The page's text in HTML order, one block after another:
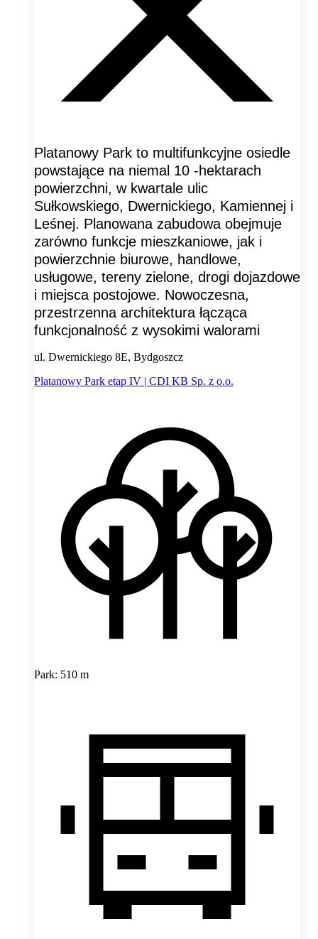
Platanowy Park to multifunkcyjne osiedle
powstające na niemal 10 -hektarach
powierzchni, w kwartale ulic
Sułkowskiego, Dwernickiego, Kamiennej i
Leśnej. Planowana zabudowa obejmuje
zarówno funkcje mieszkaniowe, jak i
powierzchnie biurowe, handlowe,
usługowe, tereny zielone, drogi dojazdowe
i miejsca postojowe. Nowoczesna,
przestrzenna architektura łącząca
funkcjonalność z wysokimi walorami
ul. Dwernickiego 8E, Bydgoszcz
Platanowy Park etap IV | CDI KB Sp. z o.o.
Park: 510 m